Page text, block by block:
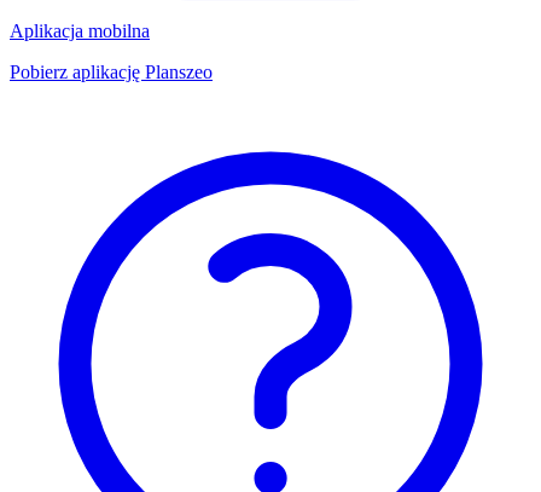
Aplikacja mobilna
Pobierz aplikację Planszeo